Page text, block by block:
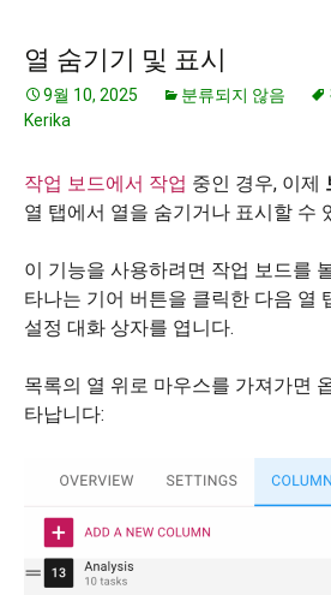
열 숨기기 및 표시
9월 10, 2025 분류되지 않음
Kerika
작업 보드에서 작업 중인 경우, 이제
열 탭에서 열을 숨기거나 표시할 수
이 기능을 사용하려면 작업 보드를
타나는 기어 버튼을 클릭한 다음 열
설정 대화 상자를 엽니다.
목록의 열 위로 마우스를 가져가면
타납니다: